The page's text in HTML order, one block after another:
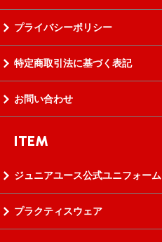
プライバシーポリシー
特定商取引法に基づく表記
お問い合わせ
ITEM
ジュニアユース公式ユニフォーム
プラクティスウェア